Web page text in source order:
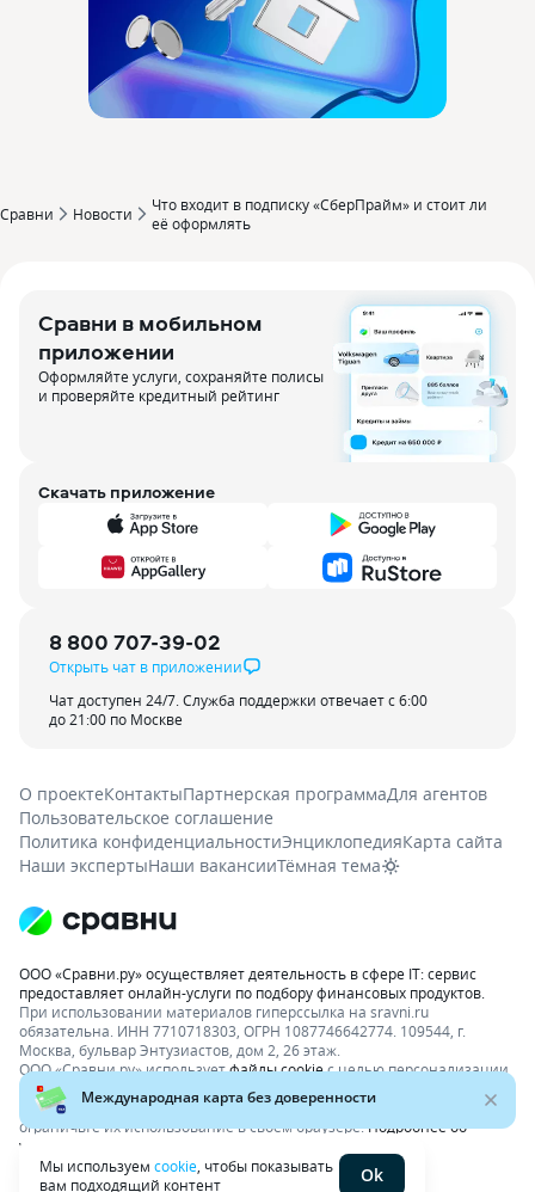
Сравни Новости
Что входит в подписку «СберПрайм» и стоит ли
её оформлять
Сравни в мобильном
приложении
Оформляйте услуги, сохраняйте полисы
и проверяйте кредитный рейтинг
Скачать приложение
8 800 707-39-02
Открыть чат в приложении
Чат доступен 24/7. Служба поддержки отвечает с 6:00
до 21:00 по Москве
О проектеКонтактыПартнерская программаДля агентов
Пользовательское соглашение
Политика конфиденциальностиЭнциклопедияКарта сайта
Наши экспертыНаши вакансииТёмная тема
ООО «Сравни.ру» осуществляет деятельность в сфере IT: сервис
предоставляет онлайн-услуги по подбору финансовых продуктов.
При использовании материалов гиперссылка на sravni.ru
обязательна. ИНН 7710718303, ОГРН 1087746642774. 109544, г.
Москва, бульвар Энтузиастов, дом 2, 26 этаж.
ООО «Сравни.ру» используетфайлы cookieс целью персонализации
сервисов и повышения удобства пользования веб-сайтом. Если вы
не хотите, чтобы ваши пользовательские данные обрабатывались,
ограничьте их использование в своём браузере.Подробнее об
условиях.
Мы используем cookie , чтобы показывать
вам подходящий контент
Ok